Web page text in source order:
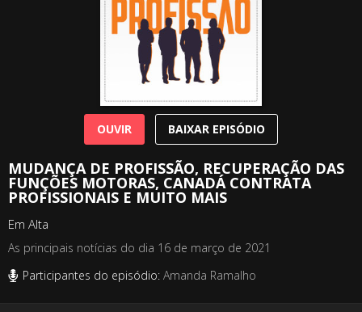
MUDANÇA DE PROFISSÃO, RECUPERAÇÃO DAS
FUNÇÕES MOTORAS, CANADÁ CONTRATA
PROFISSIONAIS E MUITO MAIS
Em Alta
As principais notícias do dia 16 de março de 2021
Participantes do episódio: Amanda Ramalho
OUVIR BAIXAR EPISÓDIO